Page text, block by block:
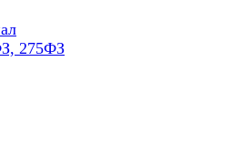
275ФЗ